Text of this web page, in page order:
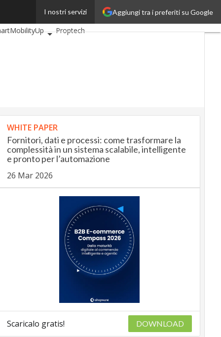
Aggiungi tra i preferiti su Google
I nostri servizi
BankingUp
Proptech
WHITE PAPER
Fornitori, dati e processi: come trasformare la
complessità in un sistema scalabile, intelligente
e pronto per l’automazione
26 Mar 2026
Scaricalo gratis! DOWNLOAD